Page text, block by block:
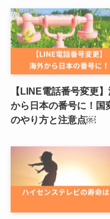
【LINE電話番号変更
から日本の番号に！国
のやり方と注意点￼